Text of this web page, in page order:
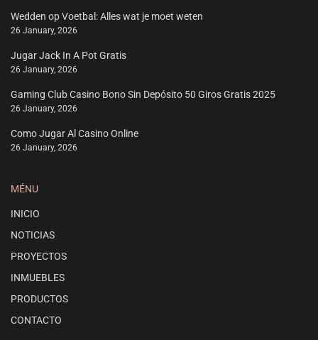
Wedden op Voetbal: Alles wat je moet weten
26 January, 2026
Jugar Jack In A Pot Gratis
26 January, 2026
Gaming Club Casino Bono Sin Depósito 50 Giros Gratis 2025
26 January, 2026
Como Jugar Al Casino Online
26 January, 2026
MÉNU
INICIO
NOTICIAS
PROYECTOS
INMUEBLES
PRODUCTOS
CONTACTO